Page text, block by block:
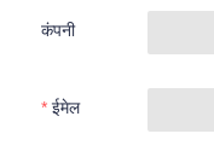
कंपनी
ईमेल